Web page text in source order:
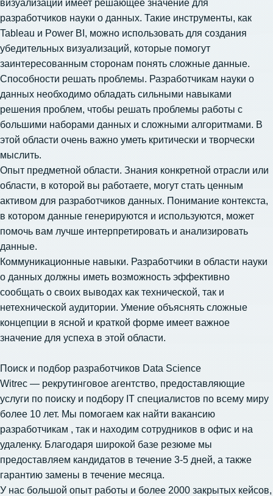
визуализации имеет решающее значение для
разработчиков науки о данных. Такие инструменты, как
Tableau и Power BI, можно использовать для создания
убедительных визуализаций, которые помогут
заинтересованным сторонам понять сложные данные.
Способности решать проблемы. Разработчикам науки о
данных необходимо обладать сильными навыками
решения проблем, чтобы решать проблемы работы с
большими наборами данных и сложными алгоритмами. В
этой области очень важно уметь критически и творчески
мыслить.
Опыт предметной области. Знания конкретной отрасли или
области, в которой вы работаете, могут стать ценным
активом для разработчиков данных. Понимание контекста,
в котором данные генерируются и используются, может
помочь вам лучше интерпретировать и анализировать
данные.
Коммуникационные навыки. Разработчики в области науки
о данных должны иметь возможность эффективно
сообщать о своих выводах как технической, так и
нетехнической аудитории. Умение объяснять сложные
концепции в ясной и краткой форме имеет важное
значение для успеха в этой области.
Поиск и подбор разработчиков Data Science
Witrec — рекрутинговое агентство, предоставляющие
услуги по поиску и подбору IT специалистов по всему миру
более 10 лет. Мы помогаем как найти вакансию
разработчикам , так и находим сотрудников в офис и на
удаленку. Благодаря широкой базе резюме мы
предоставляем кандидатов в течение 3-5 дней, а также
гарантию замены в течение месяца.
У нас большой опыт работы и более 2000 закрытых кейсов,